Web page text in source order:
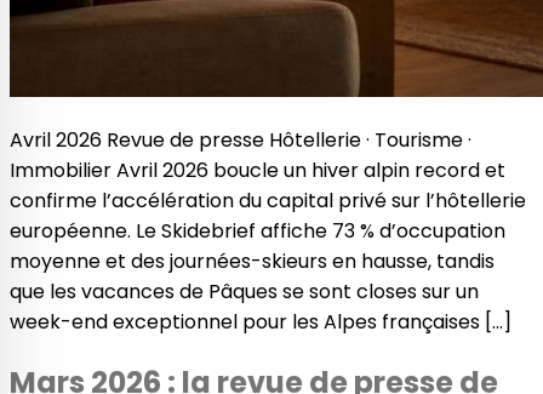
Avril 2026 Revue de presse Hôtellerie · Tourisme ·
Immobilier Avril 2026 boucle un hiver alpin record et
confirme l’accélération du capital privé sur l’hôtellerie
européenne. Le Skidebrief affiche 73 % d’occupation
moyenne et des journées-skieurs en hausse, tandis
que les vacances de Pâques se sont closes sur un
week-end exceptionnel pour les Alpes françaises […]
Mars 2026 : la revue de presse de